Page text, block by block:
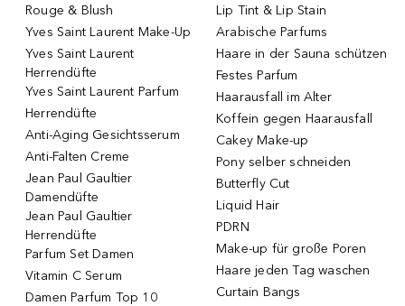
Rouge & Blush
Yves Saint Laurent Make-Up
Yves Saint Laurent
Herrendüfte
Yves Saint Laurent Parfum
Herrendüfte
Anti-Aging Gesichtsserum
Anti-Falten Creme
Jean Paul Gaultier
Damendüfte
Jean Paul Gaultier
Herrendüfte
Parfum Set Damen
Vitamin C Serum
Damen Parfum Top 10
Lip Tint & Lip Stain
Arabische Parfums
Haare in der Sauna schützen
Festes Parfum
Haarausfall im Alter
Koffein gegen Haarausfall
Cakey Make-up
Pony selber schneiden
Butterfly Cut
Liquid Hair
PDRN
Make-up für große Poren
Haare jeden Tag waschen
Curtain Bangs